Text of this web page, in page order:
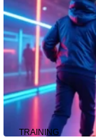
TRAINING